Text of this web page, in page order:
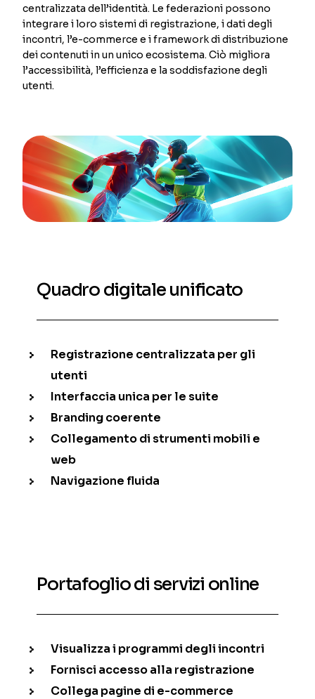
centralizzata dell’identità. Le federazioni possono
integrare i loro sistemi di registrazione, i dati degli
incontri, l’e-commerce e i framework di distribuzione
dei contenuti in un unico ecosistema. Ciò migliora
l’accessibilità, l’efficienza e la soddisfazione degli
utenti.
Quadro digitale unificato
Registrazione centralizzata per gli
utenti
Interfaccia unica per le suite
Branding coerente
Collegamento di strumenti mobili e
web
Navigazione fluida
Portafoglio di servizi online
Visualizza i programmi degli incontri
Fornisci accesso alla registrazione
Collega pagine di e-commerce